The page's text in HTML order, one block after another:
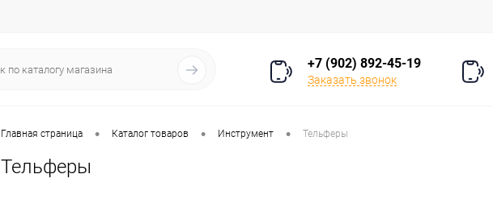
+7 (902) 892-45-19
Заказать звонок
Главная страница • Каталог товаров • Инструмент • Тельферы
Тельферы